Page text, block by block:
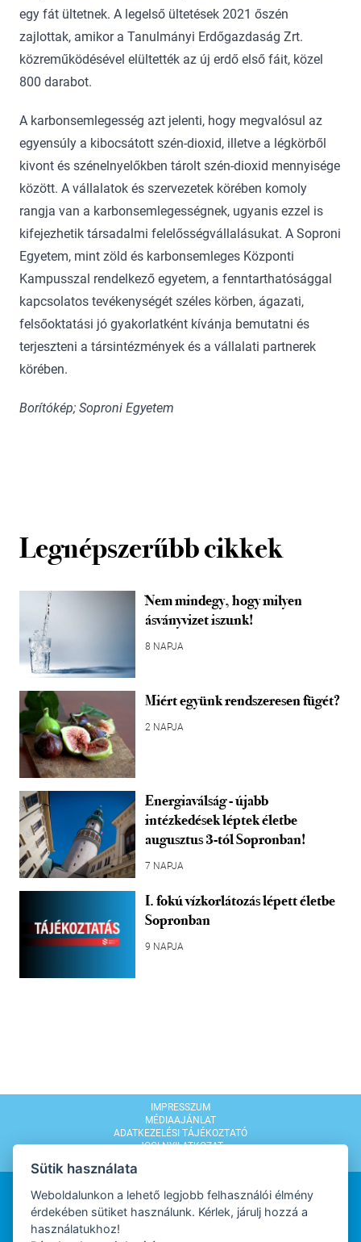
egy fát ültetnek. A legelső ültetések 2021 őszén
zajlottak, amikor a Tanulmányi Erdőgazdaság Zrt.
közreműködésével elültették az új erdő első fáit, közel
800 darabot.
A karbonsemlegesség azt jelenti, hogy megvalósul az
egyensúly a kibocsátott szén-dioxid, illetve a légkörből
kivont és szénelnyelőkben tárolt szén-dioxid mennyisége
között. A vállalatok és szervezetek körében komoly
rangja van a karbonsemlegességnek, ugyanis ezzel is
kifejezhetik társadalmi felelősségvállalásukat. A Soproni
Egyetem, mint zöld és karbonsemleges Központi
Kampusszal rendelkező egyetem, a fenntarthatósággal
kapcsolatos tevékenységét széles körben, ágazati,
felsőoktatási jó gyakorlatként kívánja bemutatni és
terjeszteni a társintézmények és a vállalati partnerek
körében.
Borítókép; Soproni Egyetem
Legnépszerűbb cikkek
Nem mindegy, hogy milyen
ásványvizet iszunk!
8 NAPJA
Miért együnk rendszeresen fügét?
2 NAPJA
Energiaválság - újabb
intézkedések léptek életbe
augusztus 3-tól Sopronban!
7 NAPJA
I. fokú vízkorlátozás lépett életbe
Sopronban
9 NAPJA
IMPRESSZUM
MÉDIAAJÁNLAT
ADATKEZELÉSI TÁJÉKOZTATÓ
JOGI NYILATKOZAT
Sütik használata
Weboldalunkon a lehető legjobb felhasználói élmény
érdekében sütiket használunk. Kérlek, járulj hozzá a
használatukhoz!